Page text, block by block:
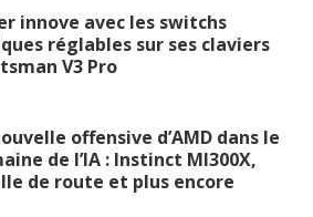
innove avec les switchs
réglables sur ses claviers
V3 Pro
offensive d’AMD dans le
de l’IA : Instinct MI300X,
de route et plus encore